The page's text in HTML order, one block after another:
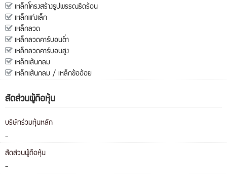
เหล็กโครงสร้างรูปพรรณรีดร้อน
เหล็กแท่งเล็ก
เหล็กลวด
เหล็กลวดคาร์บอนต่ำ
เหล็กลวดคาร์บอนสูง
เหล็กเส้นกลม
เหล็กเส้นกลม / เหล็กข้ออ้อย
สัดส่วนผู้ถือหุ้น
บริษัทร่วมหุ้นหลัก
-
สัดส่วนผู้ถือหุ้น
-